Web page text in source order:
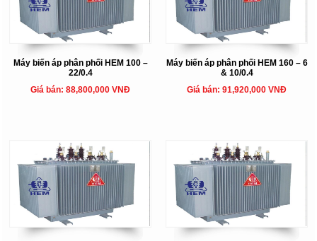
Máy biến áp phân phối HEM 100 –
22/0.4
Giá bán: 88,800,000 VNĐ
Máy biến áp phân phối HEM 160 – 6
& 10/0.4
Giá bán: 91,920,000 VNĐ